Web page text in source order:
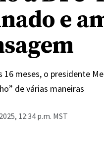
e
16 meses, o presidente
de várias maneiras
12:34 p.m. MST